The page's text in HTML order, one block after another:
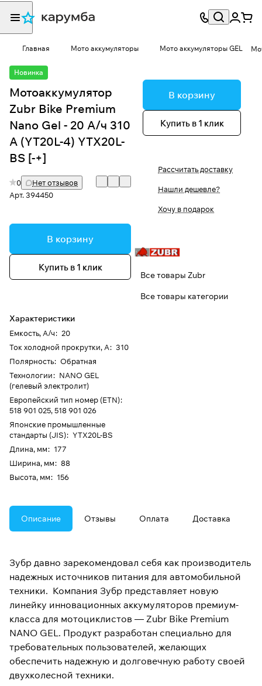
Главная Мото аккумуляторы Мото аккумуляторы GEL
Новинка
Мотоаккумулятор
Zubr Bike Premium
Nano Gel - 20 А/ч 310
А (YT20L-4) YTX20L-
BS [-+]
0
Нет отзывов
Арт.394450
В корзину
Купить в 1 клик
Характеристики
Емкость, А/ч: 20
Ток холодной прокрутки, А: 310
Полярность: Обратная
Технологии: NANO GEL
(гелевый электролит)
Европейский тип номер (ETN):
518 901 025, 518 901 026
Японские промышленные
стандарты (JIS): YTX20L-BS
Длина, мм: 177
Ширина, мм: 88
Высота, мм: 156
В корзину
Купить в 1 клик
Рассчитать доставку
Нашли дешевле?
Хочу в подарок
Все товары Zubr
Все товары категории
Описание Отзывы Оплата Доставка
Зубр давно зарекомендовал себя как производитель
надежных источников питания для автомобильной
техники. Компания Зубр представляет новую
линейку инновационных аккумуляторов премиум-
класса для мотоциклистов — Zubr Bike Premium
NANO GEL. Продукт разработан специально для
требовательных пользователей, желающих
обеспечить надежную и долговечную работу своей
двухколесной техники.